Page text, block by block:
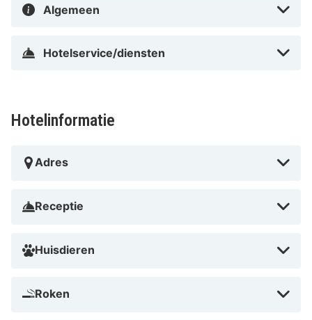
Algemeen
Hotelservice/diensten
Hotelinformatie
Adres
Receptie
Huisdieren
Roken